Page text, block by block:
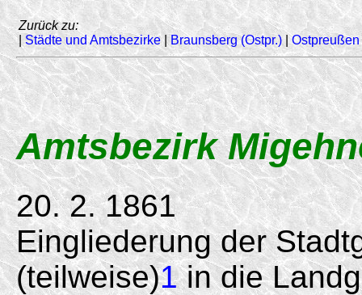
Zurück zu:
| Städte und Amtsbezirke|Braunsberg (Ostpr.) |Ostpreußen
Amtsbezirk
20. 2. 1861
Eingliederung der
(teilweise)1in die